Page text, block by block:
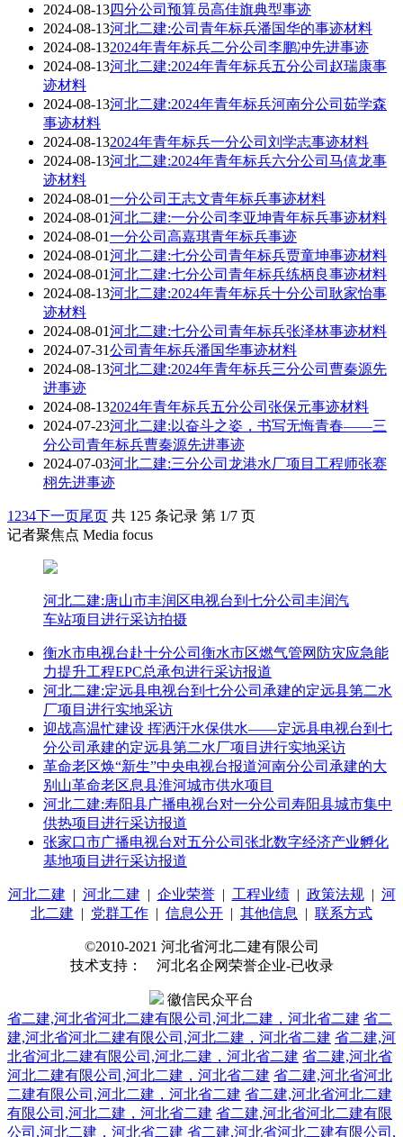
2024-08-13四分公司预算员高佳旗典型事迹
2024-08-13河北二建:公司青年标兵潘国华的事迹材料
2024-08-132024年青年标兵二分公司李鹏冲先进事迹
2024-08-13河北二建:2024年青年标兵五分公司赵瑞康事
迹材料
2024-08-13河北二建:2024年青年标兵河南分公司茹学森
事迹材料
2024-08-132024年青年标兵一分公司刘学志事迹材料
2024-08-13河北二建:2024年青年标兵六分公司马僖龙事
迹材料
2024-08-01一分公司王志文青年标兵事迹材料
2024-08-01河北二建:一分公司李亚坤青年标兵事迹材料
2024-08-01一分公司高嘉琪青年标兵事迹
2024-08-01河北二建:七分公司青年标兵贾童坤事迹材料
2024-08-01河北二建:七分公司青年标兵练柄良事迹材料
2024-08-13河北二建:2024年青年标兵十分公司耿家怡事
迹材料
2024-08-01河北二建:七分公司青年标兵张泽林事迹材料
2024-07-31公司青年标兵潘国华事迹材料
2024-08-13河北二建:2024年青年标兵三分公司曹秦源先
进事迹
2024-08-132024年青年标兵五分公司张保元事迹材料
2024-07-23河北二建:以奋斗之姿，书写无悔青春——三
分公司青年标兵曹秦源先进事迹
2024-07-03河北二建:三分公司龙港水厂项目工程师张赛
栩先进事迹
1 234下一页尾页 共 125 条记录 第 1/7 页
记者聚焦点 Media focus
河北二建:唐山市丰润区电视台到七分公司丰润汽
车站项目进行采访拍摄
衡水市电视台赴十分公司衡水市区燃气管网防灾应急能
力提升工程EPC总承包进行采访报道
河北二建:定远县电视台到七分公司承建的定远县第二水
厂项目进行实地采访
迎战高温忙建设 挥洒汗水保供水——定远县电视台到七
分公司承建的定远县第二水厂项目进行实地采访
革命老区焕“新生”中央电视台报道河南分公司承建的大
别山革命老区息县淮河城市供水项目
河北二建:寿阳县广播电视台对一分公司寿阳县城市集中
供热项目进行采访报道
张家口市广播电视台对五分公司张北数字经济产业孵化
基地项目进行采访报道
河北二建 | 河北二建 | 企业荣誉| 工程业绩| 政策法规| 河
北二建 | 党群工作 | 信息公开 | 其他信息 | 联系方式
©2010-2021 河北省河北二建有限公司
技术支持： 河北名企网荣誉企业-已收录
徽信民众平台
省二建,河北省河北二建有限公司,河北二建，河北省二建 省二
建,河北省河北二建有限公司,河北二建，河北省二建 省二建,河
北省河北二建有限公司,河北二建，河北省二建 省二建,河北省
河北二建有限公司,河北二建，河北省二建 省二建,河北省河北
二建有限公司,河北二建，河北省二建 省二建,河北省河北二建
有限公司,河北二建，河北省二建 省二建,河北省河北二建有限
公司,河北二建，河北省二建 省二建,河北省河北二建有限公司,